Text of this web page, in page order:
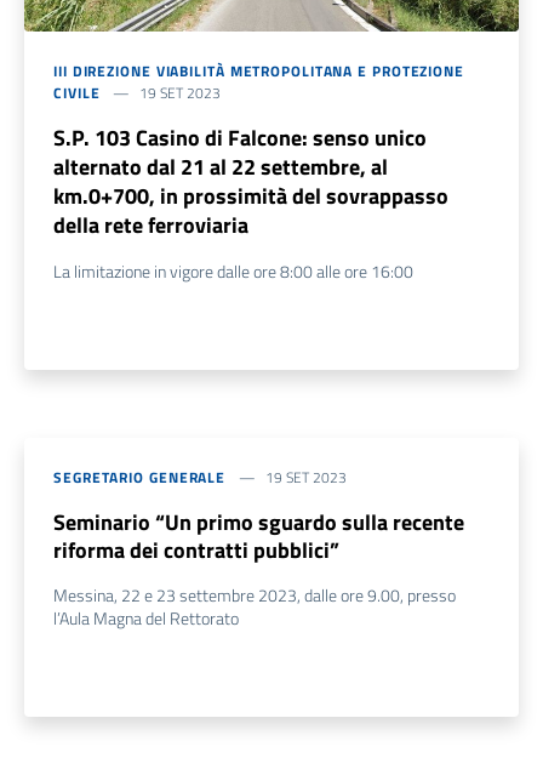
III DIREZIONE VIABILITÀ METROPOLITANA E PROTEZIONE
CIVILE
19 SET 2023
S.P. 103 Casino di Falcone: senso unico
alternato dal 21 al 22 settembre, al
km.0+700, in prossimità del sovrappasso
della rete ferroviaria
La limitazione in vigore dalle ore 8:00 alle ore 16:00
SEGRETARIO GENERALE 19 SET 2023
Seminario “Un primo sguardo sulla recente
riforma dei contratti pubblici”
Messina, 22 e 23 settembre 2023, dalle ore 9.00, presso
l’Aula Magna del Rettorato